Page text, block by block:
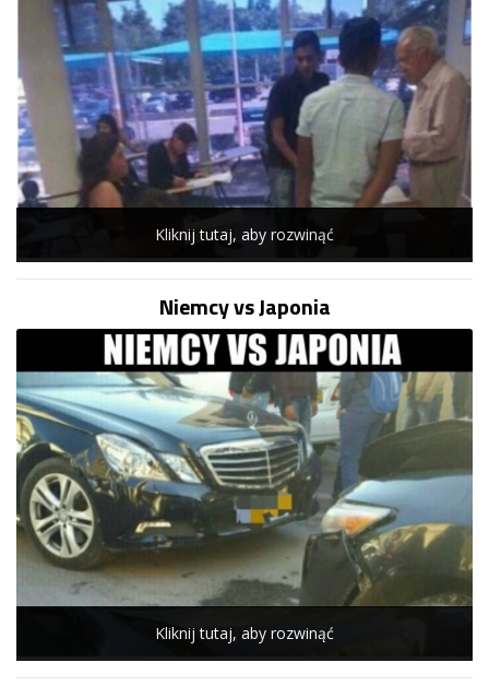
Kliknij tutaj, aby rozwinąć
Niemcy vs Japonia
Kliknij tutaj, aby rozwinąć